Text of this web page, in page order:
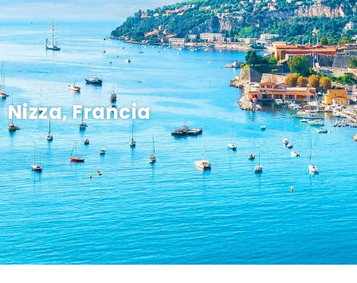
Nizza, Francia